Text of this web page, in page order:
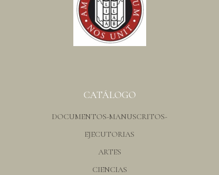
CATÁLOGO
DOCUMENTOS-MANUSCRITOS-
EJECUTORIAS
ARTES
CIENCIAS